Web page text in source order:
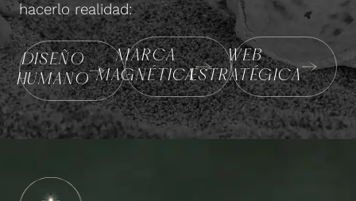
hacerlo realidad:
DISEÑO
HUMANO
MARCA
MAGNÉTICA
WEB
ESTRATÉGICA